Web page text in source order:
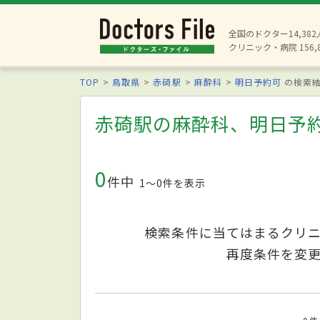
全国のドクター14,382
クリニック・病院
TOP 鳥取県 赤碕駅 麻酔科 明日予約可 の検索
赤碕駅の麻酔科、明日予
0件中 1〜0件を表示
検索条件に当てはまるクリ
再度条件を変